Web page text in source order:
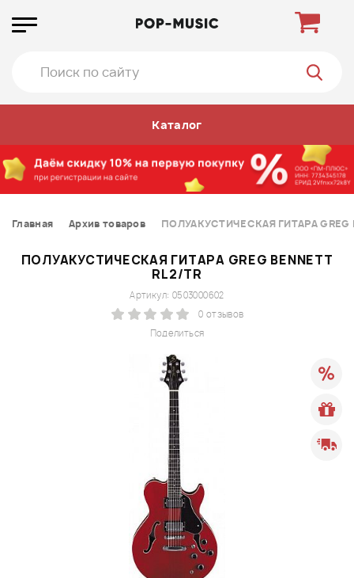
Каталог
Главная Архив товаров ПОЛУАКУСТИЧЕСКАЯ ГИТАРА GREG
ПОЛУАКУСТИЧЕСКАЯ ГИТАРА GREG BENNETT
RL2/TR
Поделиться
Артикул: 0503000602
0 отзывов